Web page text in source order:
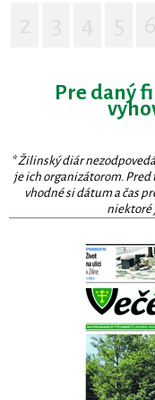
Pre daný
* Žilinský diár
je ich organizátorom.
vhodné si dátum a čas
niektoré